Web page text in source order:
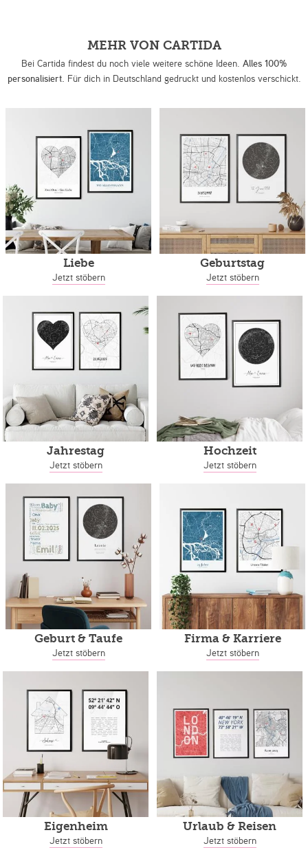
MEHR VON CARTIDA
Bei Cartida findest du noch viele weitere schöne Ideen. Alles 100%
personalisiert. Für dich in Deutschland gedruckt und kostenlos verschickt.
Liebe
Jetzt stöbern
Geburtstag
Jetzt stöbern
Jahrestag
Jetzt stöbern
Hochzeit
Jetzt stöbern
Geburt & Taufe
Jetzt stöbern
Firma & Karriere
Jetzt stöbern
Eigenheim
Jetzt stöbern
Urlaub & Reisen
Jetzt stöbern